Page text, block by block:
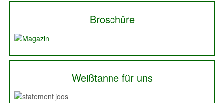
Broschüre
Weißtanne für uns